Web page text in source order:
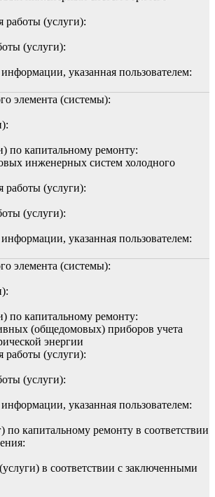
работы (услуги):
(услуги):
указанная пользователем:
элемента (системы):
по капитальному ремонту:
инженерных систем холодного
работы (услуги):
(услуги):
указанная пользователем:
элемента (системы):
по капитальному ремонту:
(общедомовых) приборов учета
энергии
работы (услуги):
(услуги):
указанная пользователем:
по капитальному ремонту в соответствии
в соответствии с заключенными